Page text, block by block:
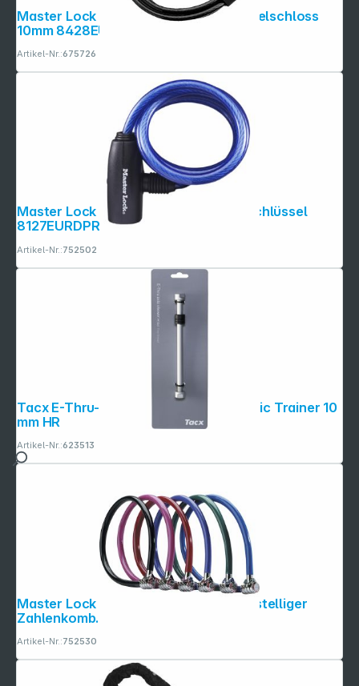
Master Lock Python anpassbares Kabelschloss
10mm 8428EURDPRO
Artikel-Nr.:675726
Master Lock Spiralkab. 1,80m inkl. 2 Schlüssel
8127EURDPRO
Artikel-Nr.:752502
Tacx E-Thru-Trainer-Achsen für Classic Trainer 10
mm HR
Artikel-Nr.:623513
Master Lock Seilschl. aus Stahl mit 3-stelliger
Zahlenkomb. 8631
Artikel-Nr.:752530